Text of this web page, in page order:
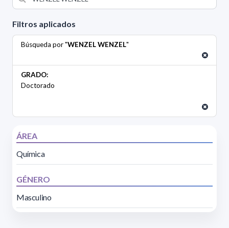
Filtros aplicados
Búsqueda por "WENZEL WENZEL"
GRADO:
Doctorado
ÁREA
Química
GÉNERO
Masculino